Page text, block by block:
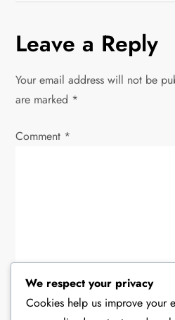
n
a
v
i
i
o
Leave a Reply
Your email address will not be
are marked *
Comment *
We respect your privacy
Cookies help us improve your